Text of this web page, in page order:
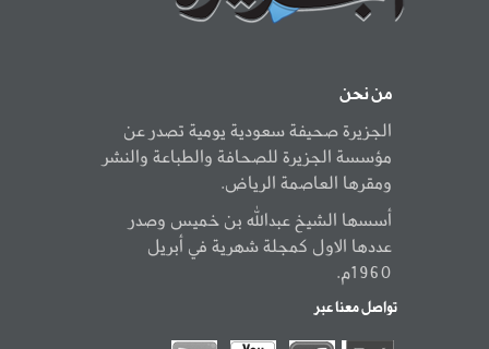
من نحن
الجزيرة صحيفة سعودية يومية تصدر عن
مؤسسة الجزيرة للصحافة والطباعة والنشر
ومقرها العاصمة الرياض.
أسسها الشيخ عبدالله بن خميس وصدر
عددها الاول كمجلة شهرية في أبريل
1960م.
تواصل معنا عبر